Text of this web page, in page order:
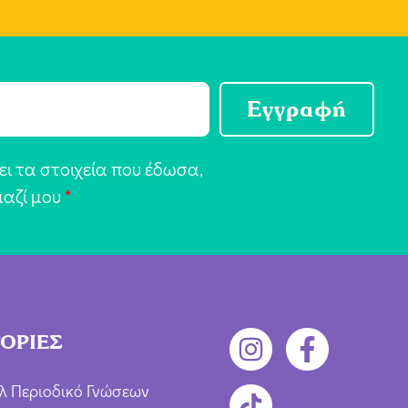
τα στοιχεία που έδωσα,
μου *
Εγγραφή
Περιοδικό Γνώσεων